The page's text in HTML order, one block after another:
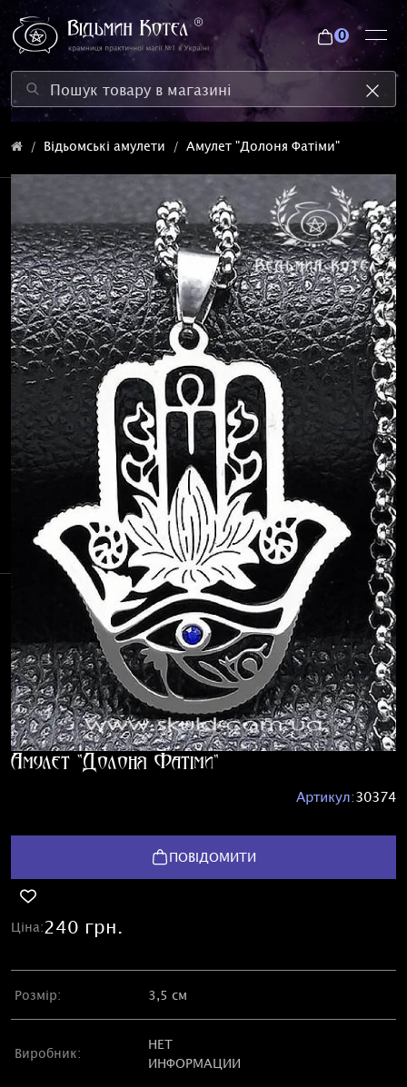
0
Відьомські амулети Амулет "Долоня Фатіми"
Амулет "Долоня Фатіми"
Артикул:30374
ПОВІДОМИТИ
Ціна:240 грн.
Розмір: 3,5 см
Виробник:
НЕТ
ИНФОРМАЦИИ